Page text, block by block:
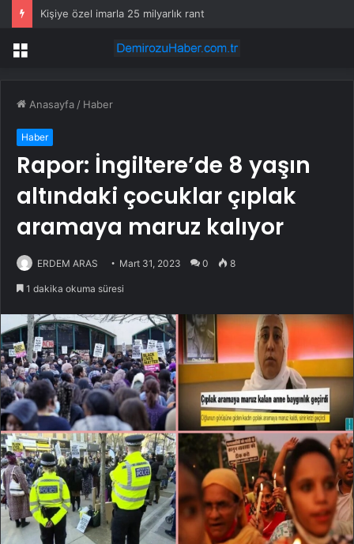
Kişiye özel imarla 25 milyarlık rant
Menü
Anasayfa / Haber
Haber
Rapor: İngiltere’de 8 yaşın
altındaki çocuklar çıplak
aramaya maruz kalıyor
ERDEM ARAS Mart 31, 2023 0 8
1 dakika okuma süresi